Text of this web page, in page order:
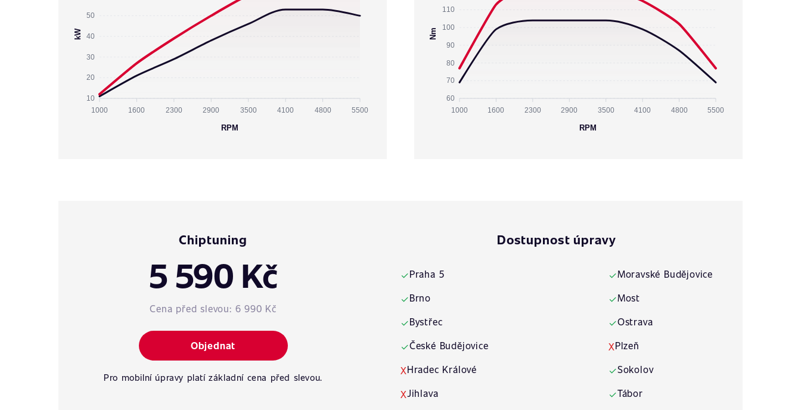
50
40
30
20
10
kW
1000 1600 2300 2900 3500 4100 4800 5500
RPM
110
100
90
80
70
60
Nm
1000 1600 2300 2900 3500 4100 4800 5500
RPM
Chiptuning
5 590 Kč
Cena před slevou: 6 990 Kč
Objednat
Pro mobilní úpravy platí základní cena před slevou.
Dostupnost úpravy
✓Praha 5
✓Brno
✓Bystřec
✓České Budějovice
XHradec Králové
XJihlava
✓Moravské Budějovice
✓Most
✓Ostrava
XPlzeň
✓Sokolov
✓Tábor